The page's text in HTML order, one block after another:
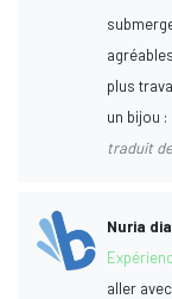
plus
un bijou
traduit
Nuria
aller